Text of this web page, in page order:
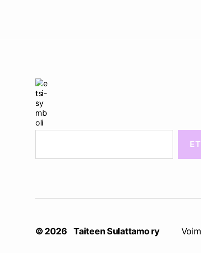
© 2026 Taiteen Sulattamo ry